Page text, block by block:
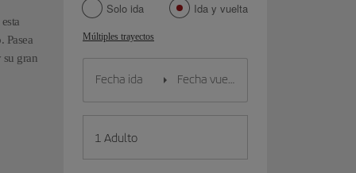
Pasea
su gran
Solo ida Ida y vuelta
Múltiples trayectos